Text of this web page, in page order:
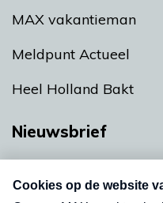
MAX vakantieman
Meldpunt Actueel
Heel Holland Bakt
Nieuwsbrief
nieuwsbrief. Elke